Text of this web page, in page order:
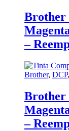
Brother
–
Brother, DCP,
Brother
–